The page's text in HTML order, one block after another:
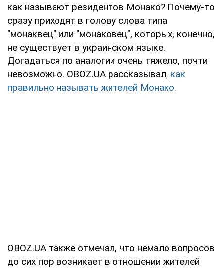
как называют резидентов Монако? Почему-то
сразу приходят в голову слова типа
"монаквец" или "монаковец", которых, конечно,
не существует в украинском языке.
Догадаться по аналогии очень тяжело, почти
невозможно. OBOZ.UA рассказывал, как
правильно называть жителей Монако.
OBOZ.UA также отмечал, что немало вопросов
до сих пор возникает в отношении жителей